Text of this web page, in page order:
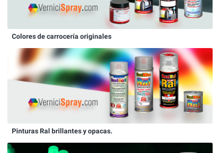
Colores de carrocería originales
Pinturas Ral brillantes y opacas.